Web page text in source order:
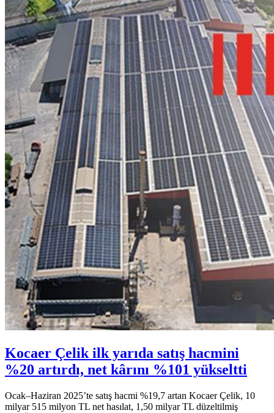
Kocaer Çelik ilk yarıda satış hacmini
%20 artırdı, net kârını %101 yükseltti
Ocak–Haziran 2025’te satış hacmi %19,7 artan Kocaer Çelik, 10
milyar 515 milyon TL net hasılat, 1,50 milyar TL düzeltilmiş